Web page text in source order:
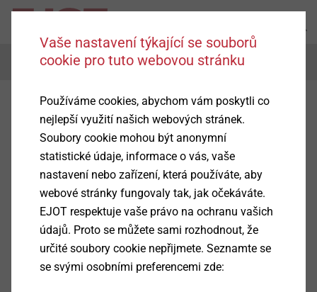
Menu
Vaše nastavení týkající se souborů
cookie pro tuto webovou stránku
Používáme cookies, abychom vám poskytli co
nejlepší využití našich webových stránek.
Soubory cookie mohou být anonymní
statistické údaje, informace o vás, vaše
nastavení nebo zařízení, která používáte, aby
webové stránky fungovaly tak, jak očekáváte.
EJOT respektuje vaše právo na ochranu vašich
údajů. Proto se můžete sami rozhodnout, že
určité soubory cookie nepřijmete. Seznamte se
se svými osobními preferencemi zde: